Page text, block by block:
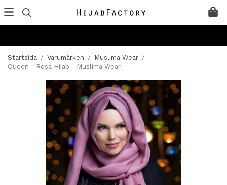
Startsida / Varumärken / Muslima Wear /
Queen - Rosa Hijab - Muslima Wear